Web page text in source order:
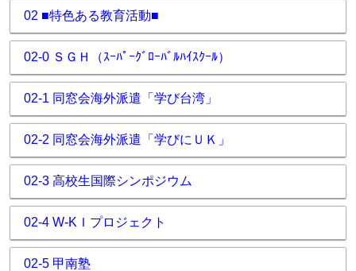
02 ■特色ある教育活動■
02-0 ＳＧＨ（ｽｰﾊﾟｰｸﾞﾛｰﾊﾞﾙﾊｲｽｸｰﾙ）
02-1 同窓会海外派遣「学び台湾」
02-2 同窓会海外派遣「学びにＵＫ」
02-3 高校生国際シンポジウム
02-4 W-KＩプロジェクト
02-5 甲南塾